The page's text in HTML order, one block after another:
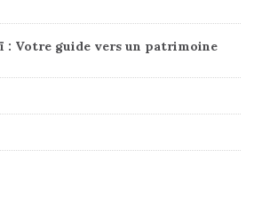
: Votre guide vers un patrimoine